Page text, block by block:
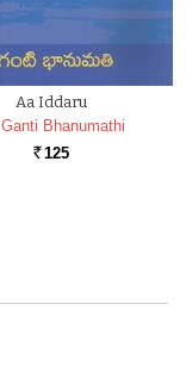
Aa Iddaru
Ganti Bhanumathi
Rs. 125